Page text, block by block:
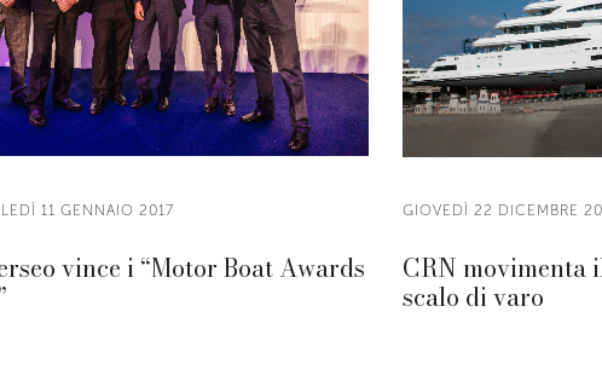
11 GENNAIO 2017
vince i “Motor Boat Awards
GIOVEDÌ 22 DICEMBRE
CRN movimenta
scalo di varo